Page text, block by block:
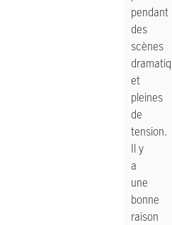
pendant
des
scènes
et
pleines
de
tension.
Il y
a
une
bonne
raison